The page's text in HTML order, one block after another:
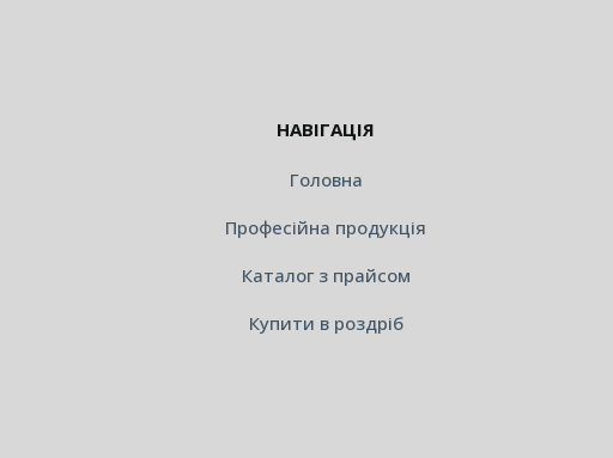
НАВІГАЦІЯ
Головна
Професійна продукція
Каталог з прайсом
Купити в роздріб